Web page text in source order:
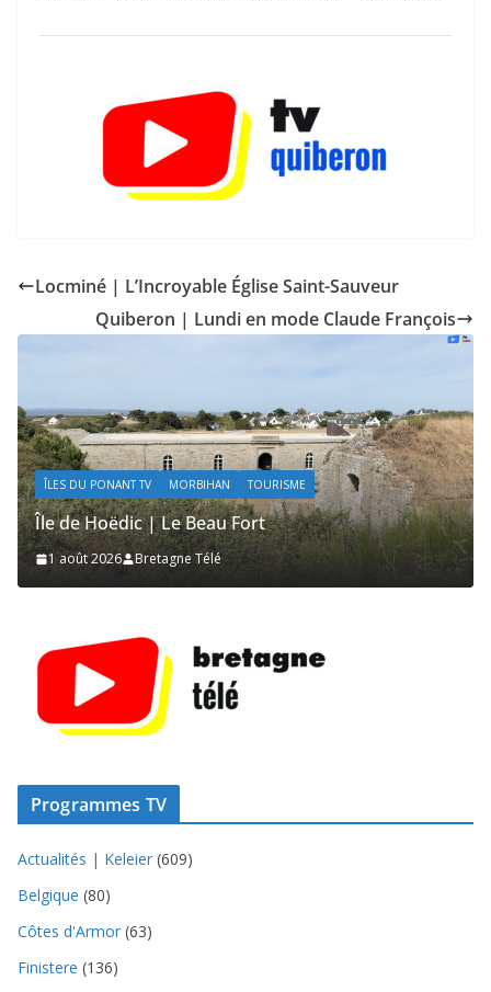
Locminé | L’Incroyable Église Saint-Sauveur
Quiberon | Lundi en mode Claude François
ÎLES DU PONANT TV MORBIHAN TOURISME
Île de Hoëdic | Le Beau Fort
1 août 2026 Bretagne Télé
Programmes TV
Actualités | Keleier (609)
Belgique (80)
Côtes d'Armor (63)
Finistere (136)